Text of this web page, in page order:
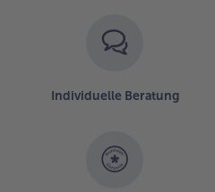
Individuelle Beratung